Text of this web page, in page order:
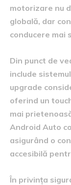
motorizare nu
globală, dar
conducere mai
Din punct de
include
upgrade
oferind un
mai
Android Auto
asigurând o
accesibilă
În privința